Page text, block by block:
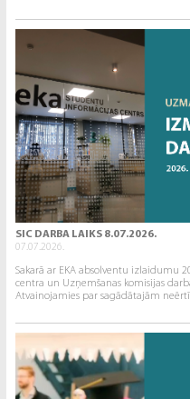
SIC DARBA LAIKS 8.07.2026.
07.07.2026.
Sakarā ar EKA absolventu izlaidumu
centra un Uzņemšanas komisijas
Atvainojamies par sagādātajām